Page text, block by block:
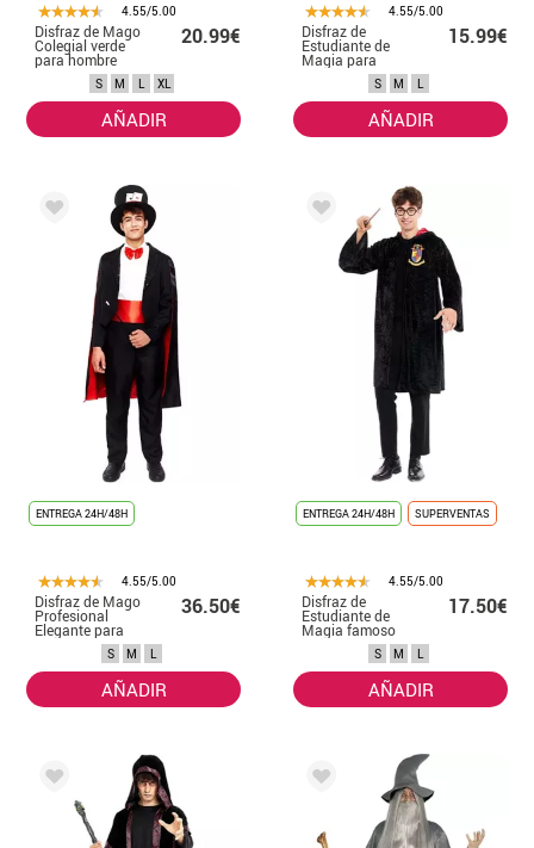
4.55/5.00
Disfraz de Mago
Colegial verde
para hombre
20.99€
S M L XL
AÑADIR
4.55/5.00
Disfraz de
Estudiante de
Magia para
hombre
15.99€
S M L
AÑADIR
ENTREGA 24H/48H
4.55/5.00
Disfraz de Mago
Profesional
Elegante para
hombre
36.50€
S M L
AÑADIR
ENTREGA 24H/48H SUPERVENTAS
4.55/5.00
Disfraz de
Estudiante de
Magia famoso
para hombre
17.50€
S M L
AÑADIR